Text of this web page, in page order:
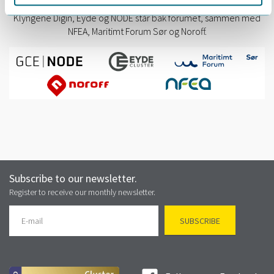
Klyngene Digin, Eyde og NODE står bak forumet, sammen med
NFEA, Maritimt Forum Sør og Noroff.
Subscribe to our newsletter.
Register to receive our monthly newsletter.